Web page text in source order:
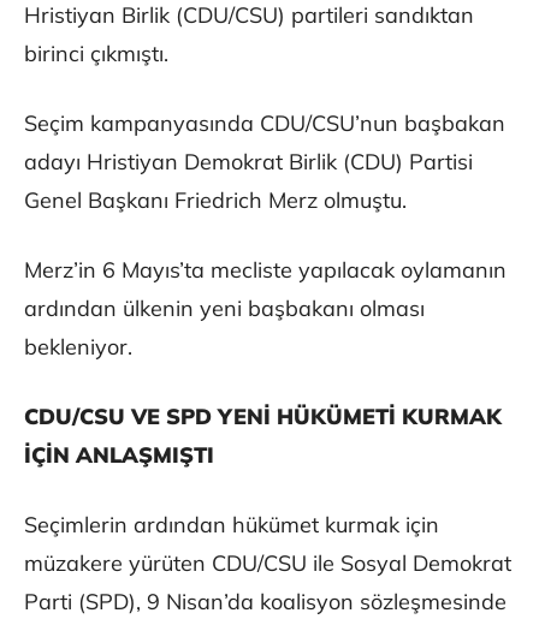
Hristiyan Birlik (CDU/CSU) partileri sandıktan
birinci çıkmıştı.
Seçim kampanyasında CDU/CSU’nun başbakan
adayı Hristiyan Demokrat Birlik (CDU) Partisi
Genel Başkanı Friedrich Merz olmuştu.
Merz’in 6 Mayıs’ta mecliste yapılacak oylamanın
ardından ülkenin yeni başbakanı olması
bekleniyor.
CDU/CSU VE SPD YENİ HÜKÜMETİ KURMAK
İÇİN ANLAŞMIŞTI
Seçimlerin ardından hükümet kurmak için
müzakere yürüten CDU/CSU ile Sosyal Demokrat
Parti (SPD), 9 Nisan’da koalisyon sözleşmesinde